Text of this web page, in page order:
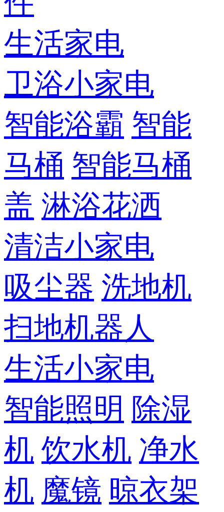
生活家电
卫浴小家电
智能浴霸 智能
马桶 智能马桶
盖 淋浴花洒
清洁小家电
吸尘器 洗地机
扫地机器人
生活小家电
智能照明 除湿
机 饮水机 净水
机 魔镜 晾衣架